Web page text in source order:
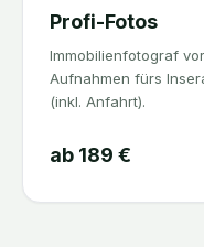
Profi-Fotos
Immobilienfotograf
Aufnahmen fürs
(inkl. Anfahrt).
ab 189 €